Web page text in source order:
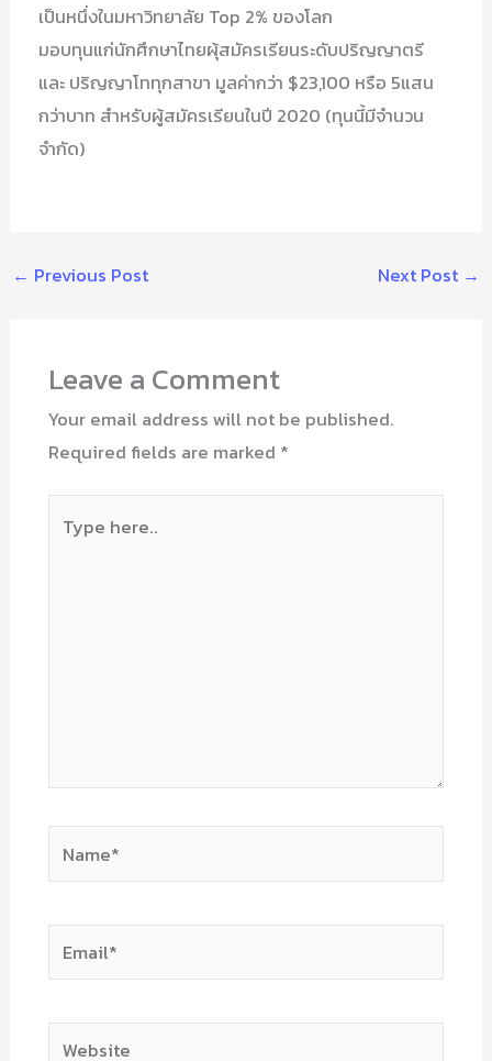
เป็นหนึ่งในมหาวิทยาลัย Top 2% ของโลก
มอบทุนแก่นักศึกษาไทยผุ้สมัครเรียนระดับปริญญาตรี
และ ปริญญาโททุกสาขา มูลค่ากว่า $23,100 หรือ 5แสน
กว่าบาท สำหรับผู้สมัครเรียนในปี 2020 (ทุนนี้มีจำนวน
จำกัด)
← Previous Post Next Post →
Leave a Comment
Your email address will not be published.
Required fields are marked *
here..
Website